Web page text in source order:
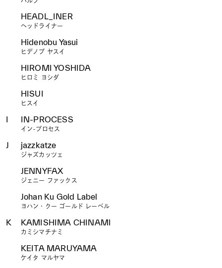
HEADL_INER
ヘッドライナー
Hidenobu Yasui
ヒデノブ ヤスイ
HIROMI YOSHIDA
ヒロミ ヨシダ
HISUI
ヒスイ
I IN-PROCESS
イン-プロセス
J jazzkatze
ジャズカッツェ
JENNYFAX
ジェニー ファックス
Johan Ku Gold Label
ヨハン・クー ゴールド レーベル
K KAMISHIMA CHINAMI
カミシマチナミ
KEITA MARUYAMA
ケイタ マルヤマ